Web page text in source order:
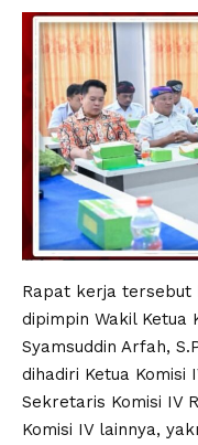
Rapat kerja tersebut
dipimpin Wakil Ketua
Syamsuddin Arfah,
dihadiri Ketua Komisi
Sekretaris Komisi IV
Komisi IV lainnya,